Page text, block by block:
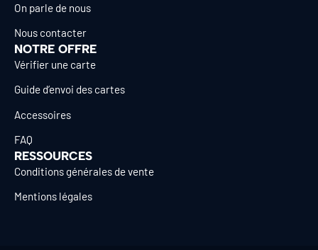
On parle de nous
Nous contacter
NOTRE OFFRE
Vérifier une carte
Guide d’envoi des cartes
Accessoires
FAQ
RESSOURCES
Conditions générales de vente
Mentions légales